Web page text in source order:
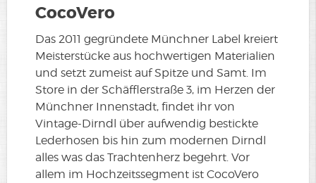
CocoVero
Das 2011 gegründete Münchner Label kreiert
Meisterstücke aus hochwertigen Materialien
und setzt zumeist auf Spitze und Samt. Im
Store in der Schäfflerstraße 3, im Herzen der
Münchner Innenstadt, findet ihr von
Vintage-Dirndl über aufwendig bestickte
Lederhosen bis hin zum modernen Dirndl
alles was das Trachtenherz begehrt. Vor
allem im Hochzeitssegment ist CocoVero